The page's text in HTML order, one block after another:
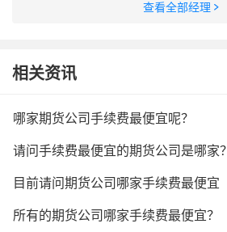
查看全部经理
相关资讯
哪家期货公司手续费最便宜呢？
请问手续费最便宜的期货公司是哪家？
目前请问期货公司哪家手续费最便宜
所有的期货公司哪家手续费最便宜？